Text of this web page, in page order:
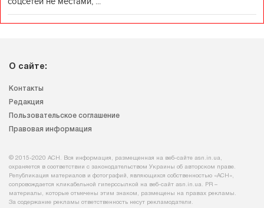
О сайте:
Контакты
Редакция
Пользовательское соглашение
Правовая информация
© 2015-2020 АСН. Вся информация, размещенная на веб-сайте asn.in.ua,
охраняется в соответствии с законодательством Украины об авторском праве.
Републикация материалов и фотографий, являющихся собственностью «АСН»,
сопровождается кликабельной гиперссылкой на веб-сайт asn.іn.ua. PR –
материалы, которые отмечены этим знаком, размещены на правах рекламы.
За содержание рекламы ответственность несут рекламодатели.